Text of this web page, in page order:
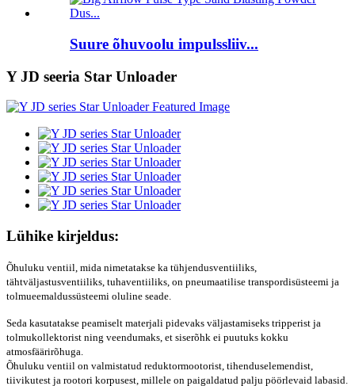
Suure õhuvoolu impulssliiv...
Y JD seeria Star Unloader
Lühike kirjeldus:
Õhuluku ventiil, mida nimetatakse ka tühjendusventiiliks,
tähtväljastusventiiliks, tuhaventiiliks, on pneumaatilise transpordisüsteemi ja
tolmueemaldussüsteemi oluline seade.
Seda kasutatakse peamiselt materjali pidevaks väljastamiseks tripperist ja
tolmukollektorist ning veendumaks, et siserõhk ei puutuks kokku
atmosfäärirõhuga.
Õhuluku ventiil on valmistatud reduktormootorist, tihenduselemendist,
tiivikutest ja rootori korpusest, millele on paigaldatud palju pöörlevaid labasid.